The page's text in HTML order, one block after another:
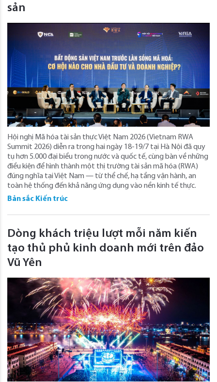
sản
Hội nghị Mã hóa tài sản thực Việt Nam 2026 (Vietnam RWA
Summit 2026) diễn ra trong hai ngày 18-19/7 tại Hà Nội đã quy
tụ hơn 5.000 đại biểu trong nước và quốc tế, cùng bàn về những
điều kiện để hình thành một thị trường tài sản mã hóa (RWA)
đúng nghĩa tại Việt Nam — từ thể chế, hạ tầng vận hành, an
toàn hệ thống đến khả năng ứng dụng vào nền kinh tế thực.
Bản sắc Kiến trúc
Dòng khách triệu lượt mỗi năm kiến
tạo thủ phủ kinh doanh mới trên đảo
Vũ Yên